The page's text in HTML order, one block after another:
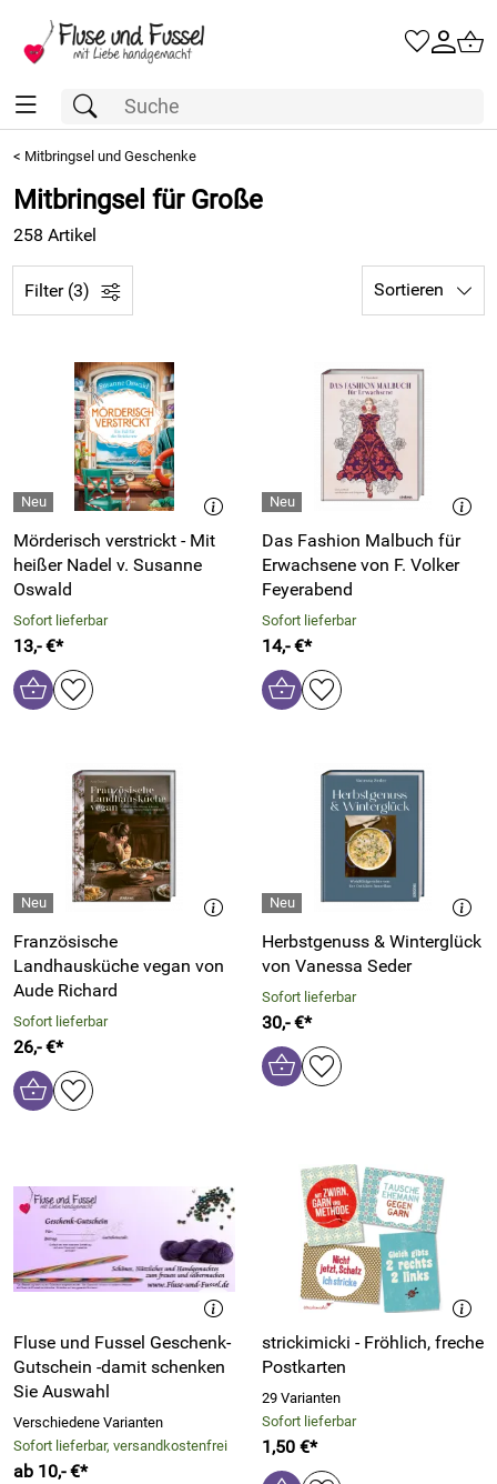
< Mitbringsel und Geschenke
Mitbringsel für Große
258 Artikel
Filter (3) Sortieren
Mörderisch verstrickt - Mit
heißer Nadel v. Susanne
Oswald
Sofort lieferbar
13,- €*
Das Fashion Malbuch für
Erwachsene von F. Volker
Feyerabend
Sofort lieferbar
14,- €*
Französische
Landhausküche vegan von
Aude Richard
Sofort lieferbar
26,- €*
Herbstgenuss & Winterglück
von Vanessa Seder
Sofort lieferbar
30,- €*
Fluse und Fussel Geschenk-
Gutschein -damit schenken
Sie Auswahl
Verschiedene Varianten
Sofort lieferbar, versandkostenfrei
ab 10,- €*
strickimicki - Fröhlich, freche
Postkarten
29 Varianten
Sofort lieferbar
1,50 €*